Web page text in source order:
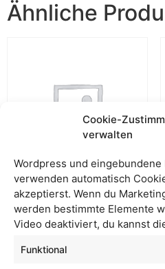
Cookie-
verwalten
Wordpress und
verwenden automatisch
akzeptierst. Wenn du
werden bestimmte Elemente
Video deaktiviert, du kannst
Funktional
Ähnliche
Cashews im Steinofen
gebacken – Beutel